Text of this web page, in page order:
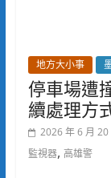
地方大小事
停車場遭
續處理方
2026 年 6 月 20
監視器, 高雄警